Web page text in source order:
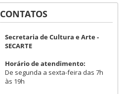
CONTATOS
Secretaria de Cultura e Arte -
SECARTE
Horário de atendimento:
De segunda a sexta-feira das 7h
às 19h